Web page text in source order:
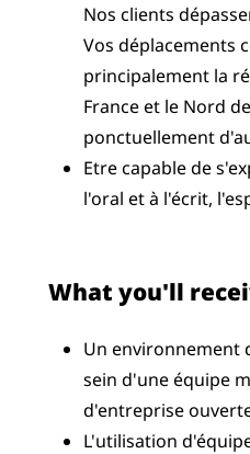
Nos clients
Vos déplacements
principalement la
France et le Nord
ponctuellement
Etre capable de
l'oral et à l'écrit,
What you'll
Un environnement
sein d'une équipe
d'entreprise
L'utilisation